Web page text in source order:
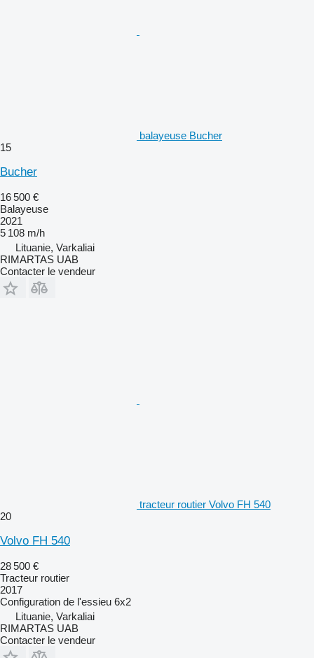
balayeuse Bucher
15
Bucher
16 500 €
Balayeuse
2021
5 108 m/h
Lituanie, Varkaliai
RIMARTAS UAB
Contacter le vendeur
tracteur routier Volvo FH 540
20
Volvo FH 540
28 500 €
Tracteur routier
2017
Configuration de l'essieu 6x2
Lituanie, Varkaliai
RIMARTAS UAB
Contacter le vendeur